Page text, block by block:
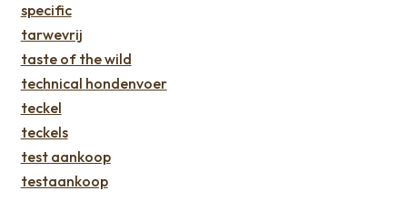
specific
tarwevrij
taste of the wild
technical hondenvoer
teckel
teckels
test aankoop
testaankoop